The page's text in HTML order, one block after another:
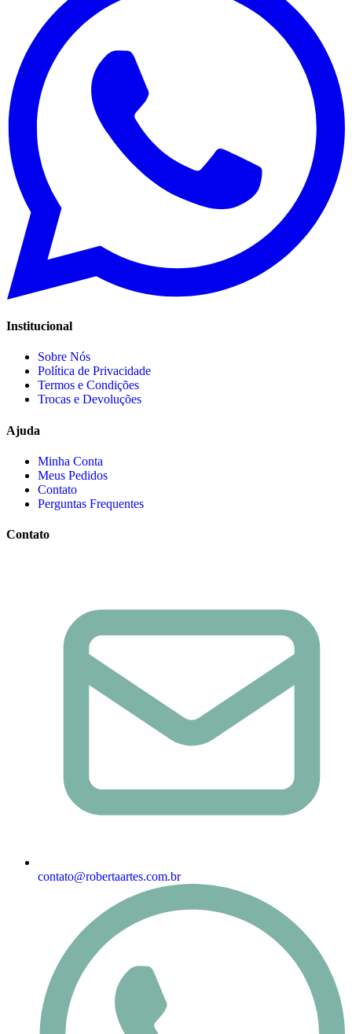
Institucional
Sobre Nós
Política de Privacidade
Termos e Condições
Trocas e Devoluções
Ajuda
Minha Conta
Meus Pedidos
Contato
Perguntas Frequentes
Contato
contato@robertaartes.com.br